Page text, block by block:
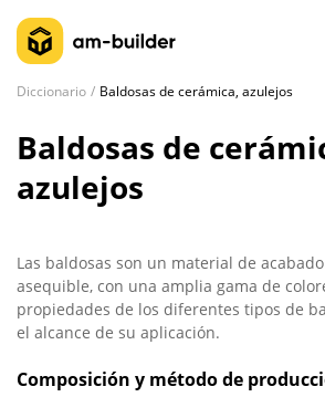
Diccionario Baldosas de cerámica, azulejos
Baldosas de
azulejos
Las baldosas son un material de
asequible, con una amplia gama de
propiedades de los diferentes tipos de
el alcance de su aplicación.
Composición y método de